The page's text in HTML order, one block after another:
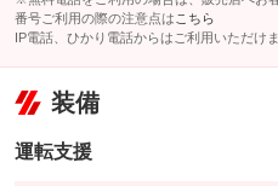
番号ご利用の際の注意点は こちら
IP電話、ひかり電話からはご利用いただけま
装備
運転支援